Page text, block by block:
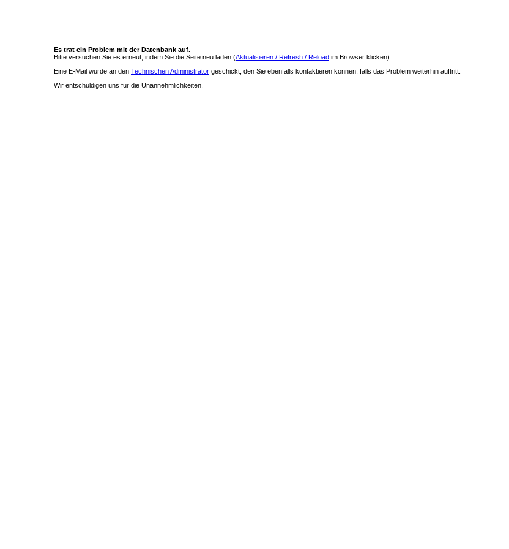
Es trat ein Problem mit der Datenbank auf.
Bitte versuchen Sie es erneut, indem Sie die Seite neu laden (Aktualisieren / Refresh / Reload im Browser klicken).
Eine E-Mail wurde an den Technischen Administrator geschickt, den Sie ebenfalls kontaktieren können, falls das Problem weiterhin auftritt.
Wir entschuldigen uns für die Unannehmlichkeiten.